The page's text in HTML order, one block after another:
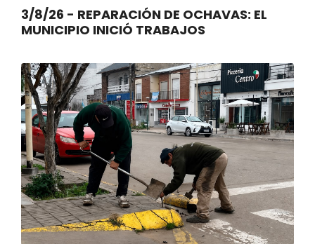
3/8/26 - REPARACIÓN DE OCHAVAS: EL
MUNICIPIO INICIÓ TRABAJOS